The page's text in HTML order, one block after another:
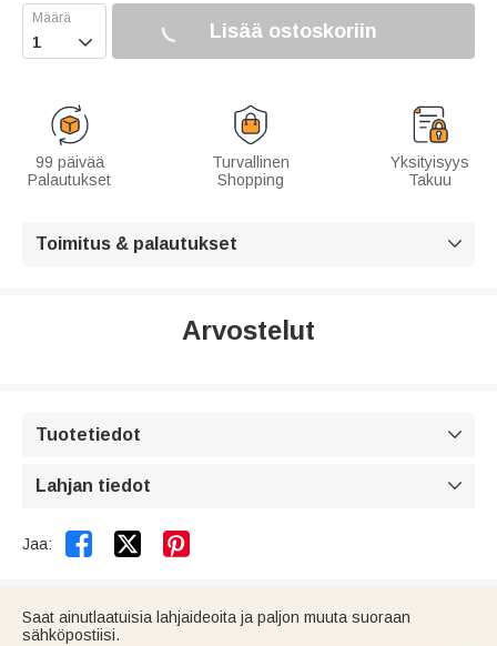
 Lisää ostoskoriin
99 päivää
Palautukset
Turvallinen
Shopping
Yksityisyys
Takuu
Toimitus & palautukset 
Arvostelut
Tuotetiedot 
Lahjan tiedot 
Jaa:  
Saat ainutlaatuisia lahjaideoita ja paljon muuta suoraan
sähköpostiisi.